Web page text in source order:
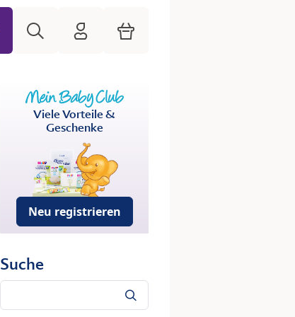
HiPP Mein Babyclub
Warenkorb
Viele Vorteile &
Geschenke
Neu registrieren
Suche